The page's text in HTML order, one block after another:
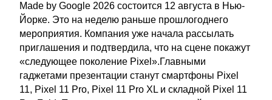
Made by Google 2026 состоится 12 августа в Нью-
Йорке. Это на неделю раньше прошлогоднего
мероприятия. Компания уже начала рассылать
приглашения и подтвердила, что на сцене покажут
«следующее поколение Pixel».Главными
гаджетами презентации станут смартфоны Pixel
11, Pixel 11 Pro, Pixel 11 Pro XL и складной Pixel 11